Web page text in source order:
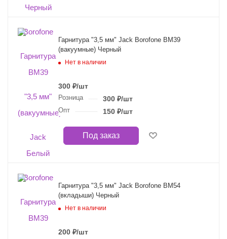
Гарнитура "3,5 мм" Jack Borofone BM39
(вакуумные) Черный
Нет в наличии
300 ₽/шт
Розница 300₽/шт
Опт 150₽/шт
Под заказ
Гарнитура "3,5 мм" Jack Borofone BM54
(вкладыши) Черный
Нет в наличии
200 ₽/шт